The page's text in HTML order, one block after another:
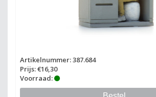
Artikelnummer: 387.684
Prijs: €16,30
Voorraad: